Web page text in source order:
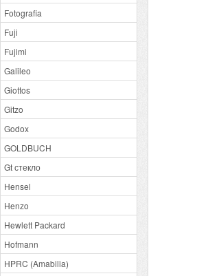
Fotografia
Fuji
Fujimi
Galileo
Giottos
Gitzo
Godox
GOLDBUCH
Gt стекло
Hensel
Henzo
Hewlett Packard
Hofmann
HPRC (Amabilia)